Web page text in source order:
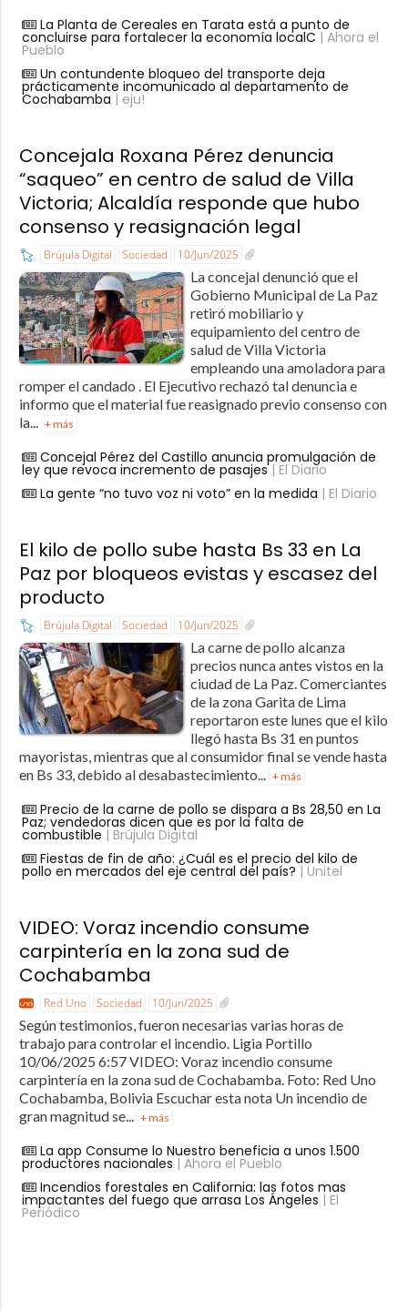
La Planta de Cereales en Tarata está a punto de
concluirse para fortalecer la economía localC | Ahora el
Pueblo
Un contundente bloqueo del transporte deja
prácticamente incomunicado al departamento de
Cochabamba | eju!
Concejala Roxana Pérez denuncia
“saqueo” en centro de salud de Villa
Victoria; Alcaldía responde que hubo
consenso y reasignación legal
Brújula Digital Sociedad 10/Jun/2025
La concejal denunció que el
Gobierno Municipal de La Paz
retiró mobiliario y
equipamiento del centro de
salud de Villa Victoria
empleando una amoladora para
romper el candado . El Ejecutivo rechazó tal denuncia e
informo que el material fue reasignado previo consenso con
la... + más
Concejal Pérez del Castillo anuncia promulgación de
ley que revoca incremento de pasajes| El Diario
La gente “no tuvo voz ni voto” en la medida | El Diario
El kilo de pollo sube hasta Bs 33 en La
Paz por bloqueos evistas y escasez del
producto
Brújula Digital Sociedad 10/Jun/2025
La carne de pollo alcanza
precios nunca antes vistos en la
ciudad de La Paz. Comerciantes
de la zona Garita de Lima
reportaron este lunes que el kilo
llegó hasta Bs 31 en puntos
mayoristas, mientras que al consumidor final se vende hasta
en Bs 33, debido al desabastecimiento... + más
Precio de la carne de pollo se dispara a Bs 28,50 en La
Paz; vendedoras dicen que es por la falta de
combustible | Brújula Digital
Fiestas de fin de año: ¿Cuál es el precio del kilo de
pollo en mercados del eje central del país? | Unitel
VIDEO: Voraz incendio consume
carpintería en la zona sud de
Cochabamba
Red Uno Sociedad 10/Jun/2025
Según testimonios, fueron necesarias varias horas de
trabajo para controlar el incendio. Ligia Portillo
10/06/2025 6:57 VIDEO: Voraz incendio consume
carpintería en la zona sud de Cochabamba. Foto: Red Uno
Cochabamba, Bolivia Escuchar esta nota Un incendio de
gran magnitud se... + más
La app Consume lo Nuestro beneficia a unos 1.500
productores nacionales | Ahora el Pueblo
Incendios forestales en California: las fotos mas
impactantes del fuego que arrasa Los Ángeles | El
Periódico